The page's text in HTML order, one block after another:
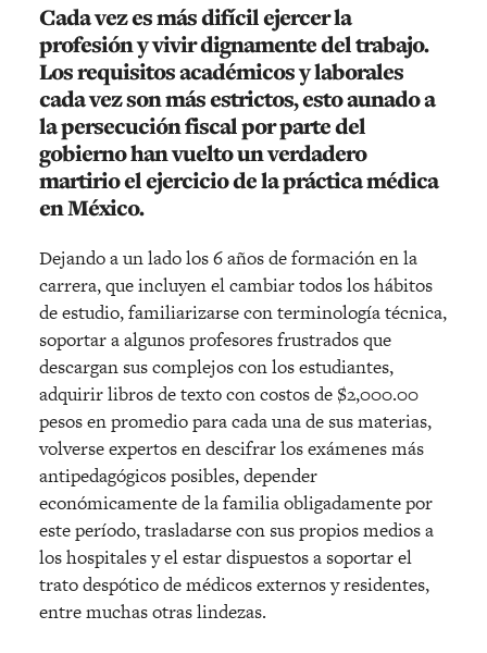
Cada vez es más difícil ejercer la
profesión y vivir dignamente del trabajo.
Los requisitos académicos y laborales
cada vez son más estrictos, esto aunado a
la persecución fiscal por parte del
gobierno han vuelto un verdadero
martirio el ejercicio de la práctica médica
enMéxico.
Dejando a un lado los 6 años de formación en la
carrera, que incluyen el cambiar todos los hábitos
de estudio, familiarizarse con terminología técnica,
soportar a algunos profesores frustrados que
descargan sus complejos con los estudiantes,
adquirir libros de texto con costos de $2,000.00
pesos en promedio para cada una de sus materias,
volverse expertos en descifrar los exámenes más
antipedagógicos posibles, depender
económicamente de la familia obligadamente por
este período, trasladarse con sus propios medios a
los hospitales y el estar dispuestos a soportar el
trato despótico de médicos externos y residentes,
entre muchas otras lindezas.